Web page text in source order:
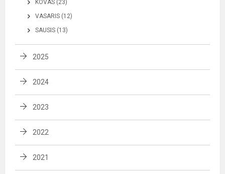
KOVAS (23)
VASARIS (12)
SAUSIS (13)
2025
2024
2023
2022
2021